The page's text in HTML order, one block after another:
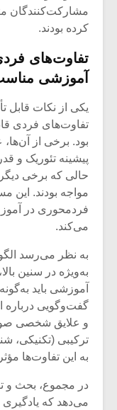
مشارکت‌کنندگان
کرده بودند.
تفاوت‌های
آموزشی
یکی از نکات قابل
تفاوت‌های فردی
بود. برخی از آن‌ها،
پیشینه تئوریک و
حالی که برخی
مواجه بودند. این
فردمحوری در
می‌کند.
به نظر می‌رسد
به‌ویژه در سنین
آموزشی باید
گفت‌وگویی
و علایق شخصی
ترکیبی (تکنیکی،
به این تفاوت‌ها
در مجموع، بحث و
می‌دهد که